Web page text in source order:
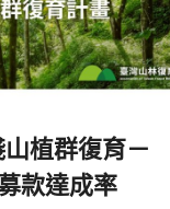
植群復育－
款達成率